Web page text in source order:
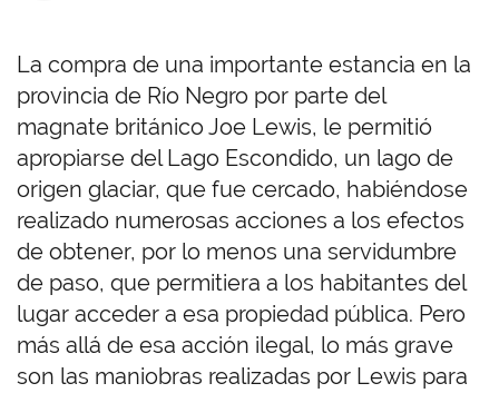
La compra de una importante estancia en la
provincia de Río Negro por parte del
magnate británico Joe Lewis, le permitió
apropiarse del Lago Escondido, un lago de
origen glaciar, que fue cercado, habiéndose
realizado numerosas acciones a los efectos
de obtener, por lo menos una servidumbre
de paso, que permitiera a los habitantes del
lugar acceder a esa propiedad pública. Pero
más allá de esa acción ilegal, lo más grave
son las maniobras realizadas por Lewis para